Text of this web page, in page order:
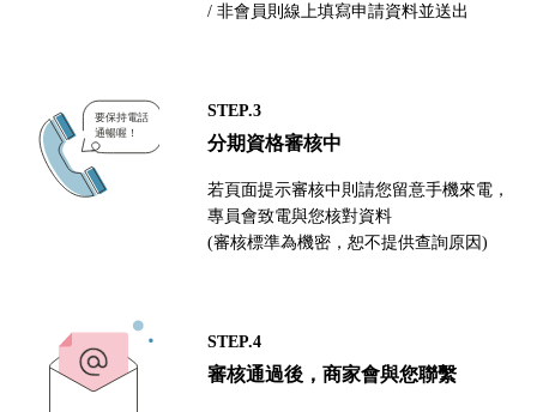
/ 非會員則線上填寫申請資料並送出
STEP.3
分期資格審核中
若頁面提示審核中則請您留意手機來電，
專員會致電與您核對資料
(審核標準為機密，恕不提供查詢原因)
STEP.4
審核通過後，商家會與您聯繫